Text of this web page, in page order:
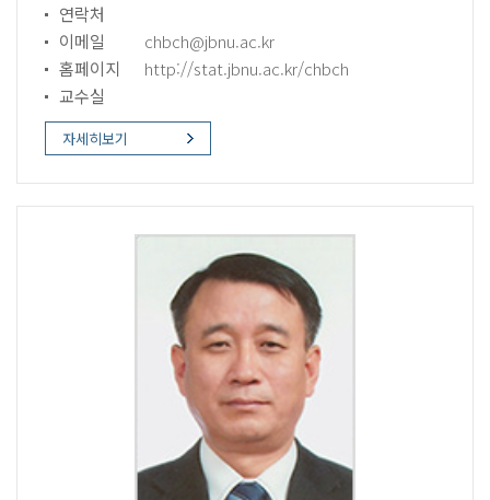
연락처
이메일
chbch@jbnu.ac.kr
홈페이지
http://stat.jbnu.ac.kr/chbch
교수실
자세히보기